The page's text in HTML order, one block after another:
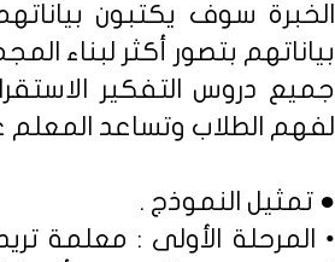
الخبرة سوف يكتبون
بياناتهم بتصور أكثر لبناء
جميع دروس التفكير
لفهم الطلاب وتساعد المعلم
● تمثيل النموذج .
• المرحلة الأولى : معلمة